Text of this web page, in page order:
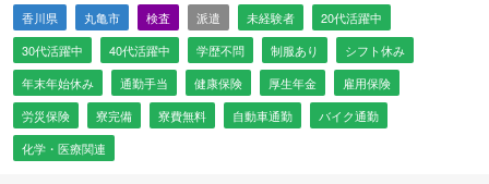
香川県 丸亀市 検査 派遣 未経験者
20代活躍中
30代活躍中
40代活躍中 学歴不問 制服あり
シフト休み
年末年始休み
通勤手当 健康保険 厚生年金
雇用保険
労災保険
寮完備 寮費無料 自動車通勤
バイク通勤
化学・医療関連